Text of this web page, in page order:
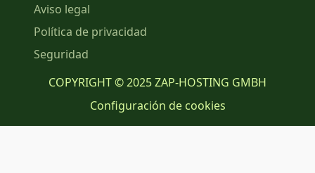
Aviso legal
Política de privacidad
Seguridad
COPYRIGHT © 2025 ZAP-HOSTING GMBH
Configuración de cookies